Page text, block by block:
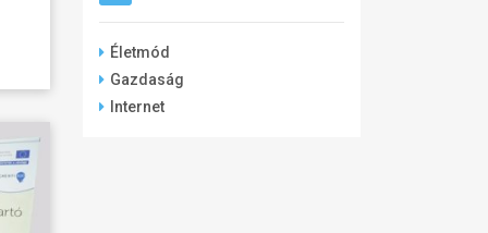
Életmód
Gazdaság
Internet